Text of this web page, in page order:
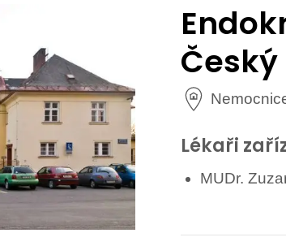
Český
Lékaři
MUDr.